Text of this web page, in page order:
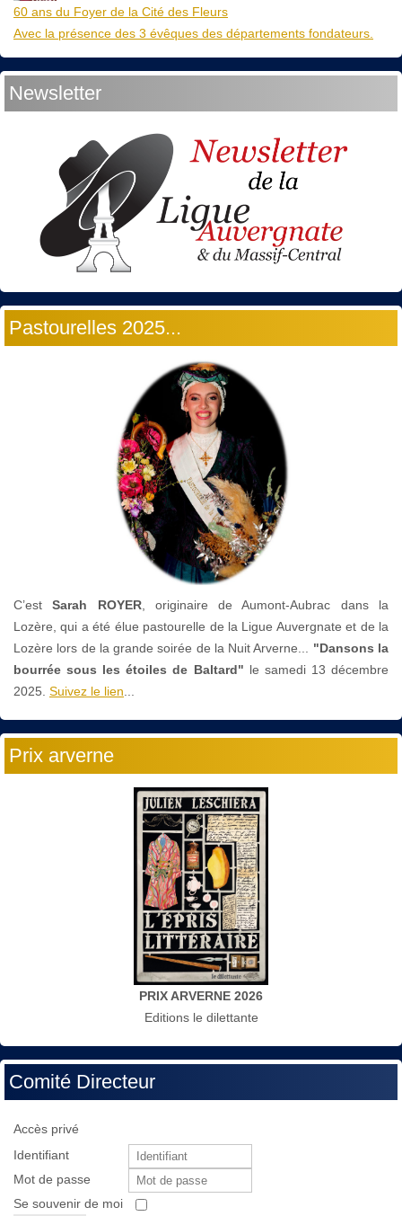
60 ans du Foyer de la Cité des Fleurs
Avec la présence des 3 évêques des départements fondateurs.
Newsletter
Pastourelles 2025...
C’estSarah ROYER, originaire de Aumont-Aubrac dans la
Lozère, qui a été élue pastourelle de la Ligue Auvergnate et de la
Lozère lors de la grande soirée de la Nuit Arverne... "Dansons la
bourrée sous les étoiles de Baltard" le samedi 13 décembre
2025. Suivez le lien...
Prix arverne
PRIX ARVERNE 2026
Editions le dilettante
Comité Directeur
Accès privé
Identifiant
Mot de passe
Se souvenir de moi